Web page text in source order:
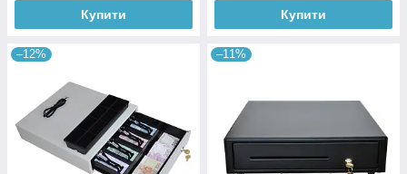
Купити Купити
–12% –11%